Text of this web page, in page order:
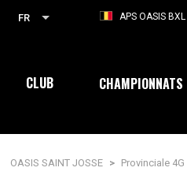
FR APS OASIS BXL
CLUB CHAMPIONNATS
OASIS SAINT JOSSE > Provinciale 4G